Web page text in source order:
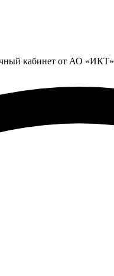
кабинет от АО «ИКТ»